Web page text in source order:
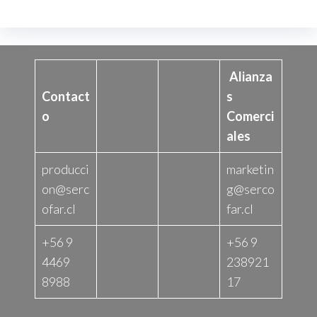
Contact
o
Alianza
s
Comerci
ales
producci
on@serc
ofar.cl
marketin
g@serco
far.cl
+56 9
4469
8988
+56 9
238921
17